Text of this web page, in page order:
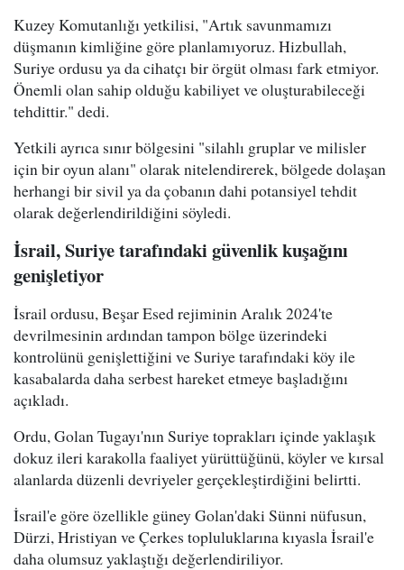
Kuzey Komutanlığı yetkilisi, "Artık savunmamızı
düşmanın kimliğine göre planlamıyoruz. Hizbullah,
Suriye ordusu ya da cihatçı bir örgüt olması fark etmiyor.
Önemli olan sahip olduğu kabiliyet ve oluşturabileceği
tehdittir." dedi.
Yetkili ayrıca sınır bölgesini "silahlı gruplar ve milisler
için bir oyun alanı" olarak nitelendirerek, bölgede dolaşan
herhangi bir sivil ya da çobanın dahi potansiyel tehdit
olarak değerlendirildiğini söyledi.
İsrail, Suriye tarafındaki güvenlik kuşağını
genişletiyor
İsrail ordusu, Beşar Esed rejiminin Aralık 2024'te
devrilmesinin ardından tampon bölge üzerindeki
kontrolünü genişlettiğini ve Suriye tarafındaki köy ile
kasabalarda daha serbest hareket etmeye başladığını
açıkladı.
Ordu, Golan Tugayı'nın Suriye toprakları içinde yaklaşık
dokuz ileri karakolla faaliyet yürüttüğünü, köyler ve kırsal
alanlarda düzenli devriyeler gerçekleştirdiğini belirtti.
İsrail'e göre özellikle güney Golan'daki Sünni nüfusun,
Dürzi, Hristiyan ve Çerkes topluluklarına kıyasla İsrail'e
daha olumsuz yaklaştığı değerlendiriliyor.